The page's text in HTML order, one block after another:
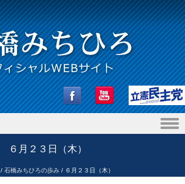
６月２３日（木）
/石橋みちひろの歩み / ６月２３日（木）